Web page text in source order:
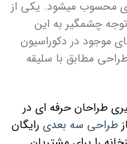
محسوب میشود. یکی از
چشمگیر به این
موجود در دکوراسیون
مطابق با سلیقه
طراحان حرفه ای در
طراحی سه بعدی رایگان